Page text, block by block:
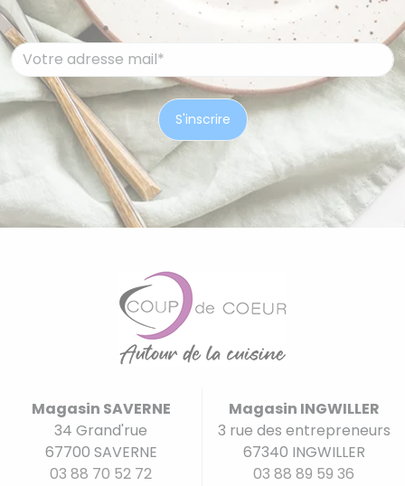
Magasin SAVERNE
34 Grand'rue
67700 SAVERNE
03 88 70 52 72
Magasin INGWILLER
3 rue des entrepreneurs
67340 INGWILLER
03 88 89 59 36